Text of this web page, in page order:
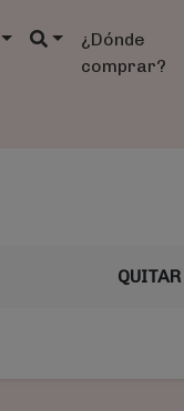
¿Dónde
comprar?
QUITAR